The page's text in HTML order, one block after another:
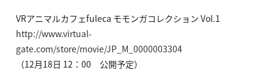
VRアニマルカフェfuleca モモンガコレクション Vol.1
http://www.virtual-
gate.com/store/movie/JP_M_0000003304
（12月18日 12：00 公開予定）